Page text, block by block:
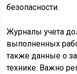
безопасности.
Журналы учета
выполненных
также данные о
технике. Важно